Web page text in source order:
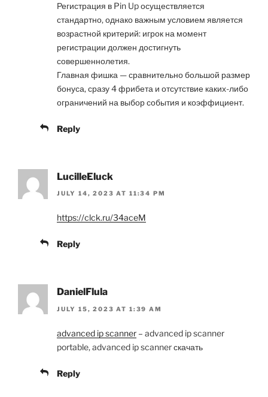
Регистрация в Pin Up осуществляется
стандартно, однако важным условием является
возрастной критерий: игрок на момент
регистрации должен достигнуть
совершеннолетия.
Главная фишка — сравнительно большой размер
бонуса, сразу 4 фрибета и отсутствие каких-либо
ограничений на выбор события и коэффициент.
Reply
LucilleEluck
JULY 14, 2023 AT 11:34 PM
https://clck.ru/34aceM
Reply
DanielFlula
JULY 15, 2023 AT 1:39 AM
advanced ip scanner – advanced ip scanner
portable, advanced ip scanner скачать
Reply